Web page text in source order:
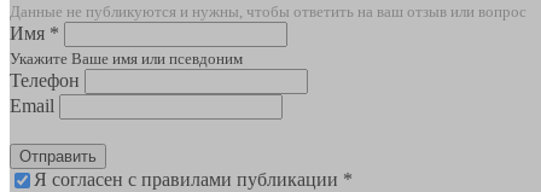
Данные не публикуются и нужны, чтобы ответить на ваш отзыв или вопрос
Имя *
Укажите Ваше имя или псевдоним
Телефон
Email
Отправить
Я согласен с правилами публикации *